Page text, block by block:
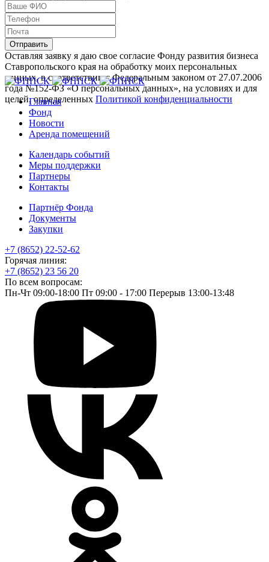
Оставляя заявку я даю свое согласие Фонду развития бизнеса
Ставропольского края на обработку моих персональных
данных, в соответствии с Федеральным законом от 27.07.2006
года №152-ФЗ «О персональных данных», на условиях и для
целей, определенных Политикой конфиденциальности
Главная
Фонд
Новости
Аренда помещений
Календарь событий
Меры поддержки
Партнеры
Контакты
Партнёр Фонда
Документы
Закупки
+7 (8652) 22-52-62
Горячая линия:
+7 (8652) 23 56 20
По всем вопросам:
Пн-Чт 09:00-18:00 Пт 09:00 - 17:00 Перерыв 13:00-13:48